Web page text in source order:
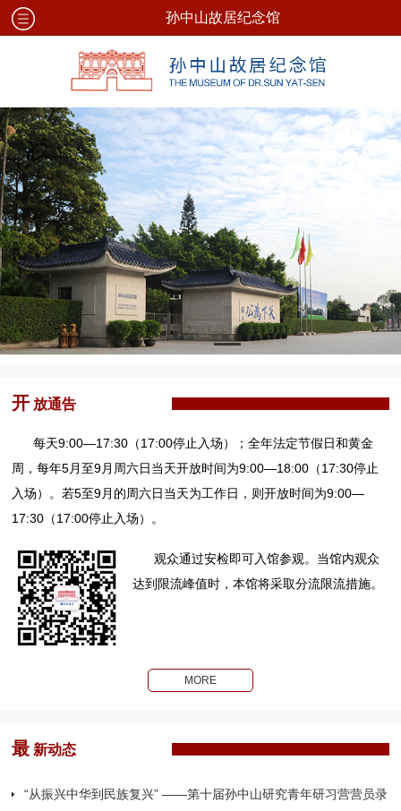
孙中山故居纪念馆
开 放通告
每天9:00—17:30（17:00停止入场）；全年法定节假日和黄金
周，每年5月至9月周六日当天开放时间为9:00—18:00（17:30停止
入场）。若5至9月的周六日当天为工作日，则开放时间为9:00—
17:30（17:00停止入场）。
观众通过安检即可入馆参观。当馆内观众
达到限流峰值时，本馆将采取分流限流措施。
MORE
最 新动态
“从振兴中华到民族复兴” ——第十届孙中山研究青年研习营营员录